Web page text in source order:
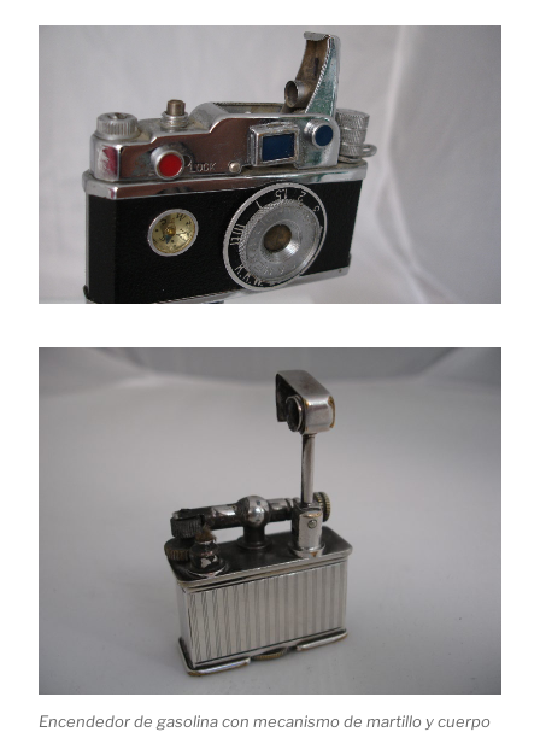
Encendedor de gasolina con mecanismo de martillo y cuerpo